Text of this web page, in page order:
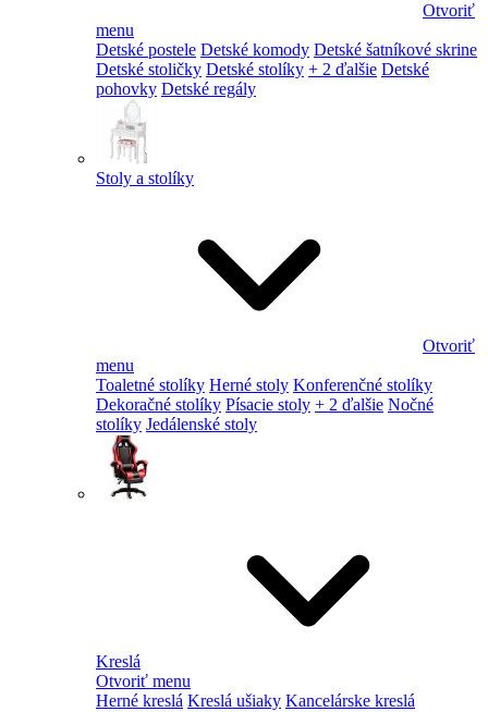
Otvoriť
menu
Detské postele Detské komody Detské šatníkové skrine
Detské stoličky Detské stolíky + 2 ďalšie Detské
pohovky Detské regály
Stoly a stolíky
Otvoriť
menu
Toaletné stolíky Herné stoly Konferenčné stolíky
Dekoračné stolíky Písacie stoly + 2 ďalšie Nočné
stolíky Jedálenské stoly
Kreslá
Otvoriť menu
Herné kreslá Kreslá ušiaky Kancelárske kreslá